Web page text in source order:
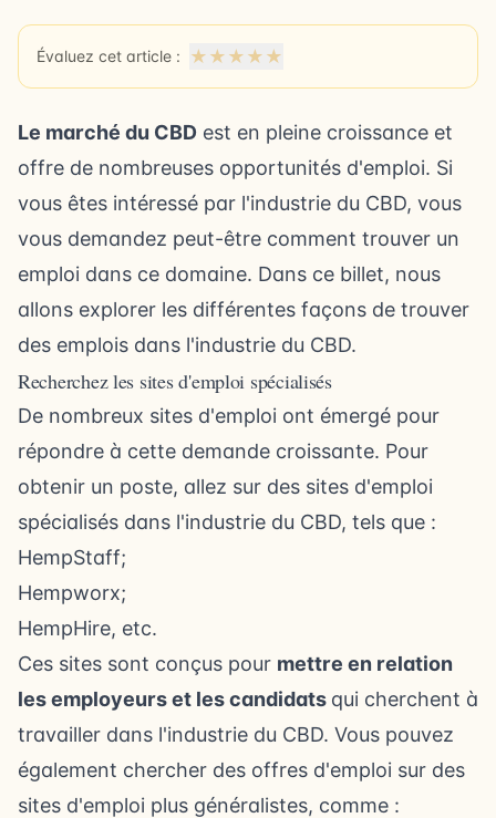
Évaluez cet article : ★ ★ ★ ★ ★
Le marché du CBD est en pleine croissance et
offre de nombreuses opportunités d'emploi. Si
vous êtes intéressé par l'industrie du CBD, vous
vous demandez peut-être comment trouver un
emploi dans ce domaine. Dans ce billet, nous
allons explorer les différentes façons de trouver
des emplois dans l'industrie du CBD.
Recherchez les sites d'emploi spécialisés
De nombreux sites d'emploi ont émergé pour
répondre à cette demande croissante. Pour
obtenir un poste, allez sur des sites d'emploi
spécialisés dans l'industrie du CBD, tels que :
HempStaff;
Hempworx;
HempHire, etc.
Ces sites sont conçus pour mettre en relation
les employeurs et les candidats qui cherchent à
travailler dans l'industrie du CBD. Vous pouvez
également chercher des offres d'emploi sur des
sites d'emploi plus généralistes, comme :